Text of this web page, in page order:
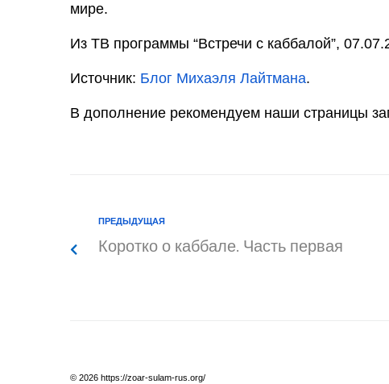
мире.
Из ТВ программы “Встречи с каббалой”,
Источник: Блог Михаэля Лайтмана.
В дополнение рекомендуем наши страницы
ПРЕДЫДУЩАЯ
Коротко о каббале. Часть первая
© 2026 https://zoar-sulam-rus.org/